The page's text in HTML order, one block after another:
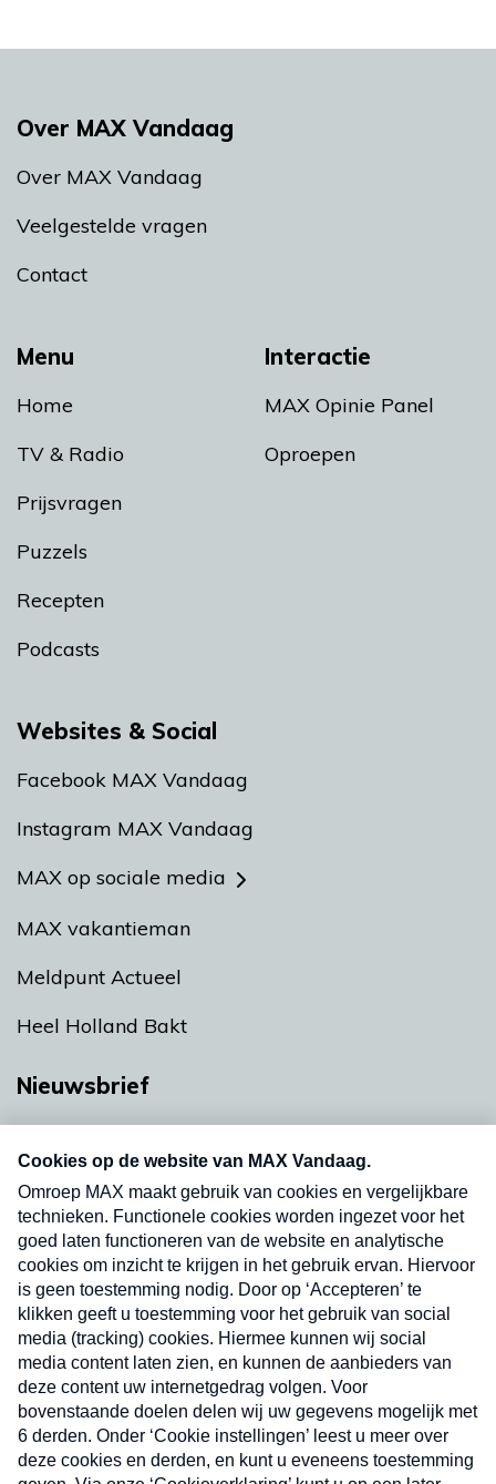
Menu
Home
TV & Radio
Prijsvragen
Puzzels
Recepten
Podcasts
Interactie
MAX Opinie Panel
Oproepen
Over MAX Vandaag
Over MAX Vandaag
Veelgestelde vragen
Contact
Websites & Social
Facebook MAX Vandaag
Instagram MAX Vandaag
MAX op sociale media
MAX vakantieman
Meldpunt Actueel
Heel Holland Bakt
Nieuwsbrief
Neem hier een gratis abonnement op onze
nieuwsbrief. Elke vrijdag- en dinsdagochtend in
uw mailbox.
Verzend
Nieuwsbrief